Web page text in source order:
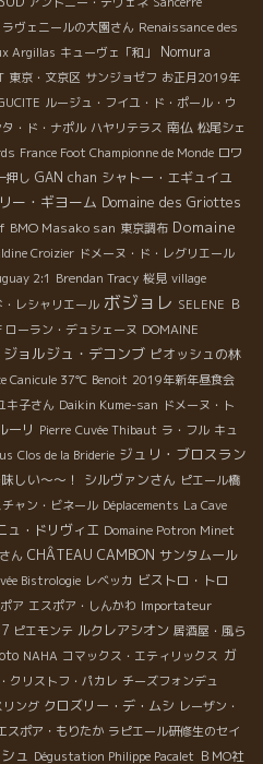
ラヴェニールの大園さん Renaissance des
Argillas キューヴェ「和」
Nomura
東京・文京区 サンジョゼフ お正月2019年
ルージュ・フイユ・ド・ポール・ウ
タ・ド・ナポル ハヤリテラス 南仏 松尾シェ
France Foot Championne de Monde ロワ
押し GAN chan シャトー・エギュイユ
ー・ギヨーム Domaine des Griottes
BMO Masako san 東京調布 Domaine
Croizier ドメーヌ・ド・レグリエール
2:1 Brendan Tracy 桜見 village
・レシャリエール ボジョレ SELENE Ｂ
ローラン・デュシェーヌ DOMAINE
ジョルジュ・デコンブ ピオッシュの林
Canicule 37℃ Benoit 2019年新年昼食会
キ子さん Daikin Kume-san ドメーヌ・ト
ーリ Pierre Cuvée Thibaut ラ・フル キュ
Clos de la Briderie ジュリ・ブロスラン
しい～～！ シルヴァンさん ピエール橋
ャン・ビネール Déplacements La Cave
ュ・ドリヴィエ Domaine Potron Minet
ん CHÂTEAU CAMBON サンタムール
Bistrologie レベッカ ビストロ・トロ
ア エスポア・しんかわ Importateur
ピエモンテ ルクレアシオン 居酒屋・風ら
NAHA コマックス・エティリックス ガ
クリストフ・パカレ チーズフォンデュ
リング クロズリー・デ・ムシ レーザン・
スポア・もりたか ラピエール研修生のセイ
ュ Dégustation Philippe Pacalet ＢＭО社